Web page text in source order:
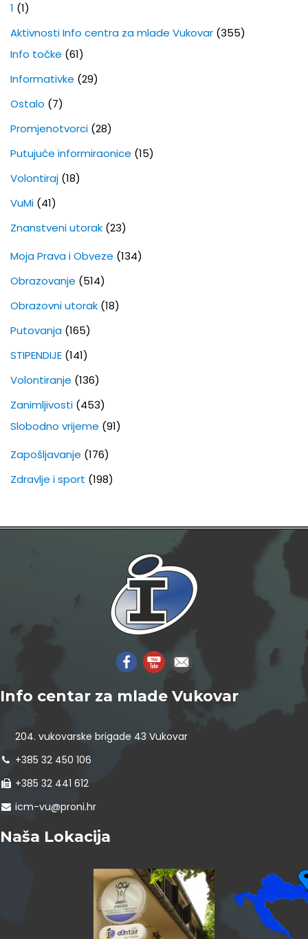
1 (1)
Aktivnosti Info centra za mlade Vukovar (355)
Info točke (61)
Informativke (29)
Ostalo (7)
Promjenotvorci (28)
Putujuće informiraonice (15)
Volontiraj (18)
VuMi (41)
Znanstveni utorak (23)
Moja Prava i Obveze (134)
Obrazovanje (514)
Obrazovni utorak (18)
Putovanja (165)
STIPENDIJE (141)
Volontiranje (136)
Zanimljivosti (453)
Slobodno vrijeme (91)
Zapošljavanje (176)
Zdravlje i sport (198)
Info centar za mlade Vukovar
204. vukovarske brigade 43 Vukovar
+385 32 450 106
+385 32 441 612
icm-vu@proni.hr
Naša Lokacija